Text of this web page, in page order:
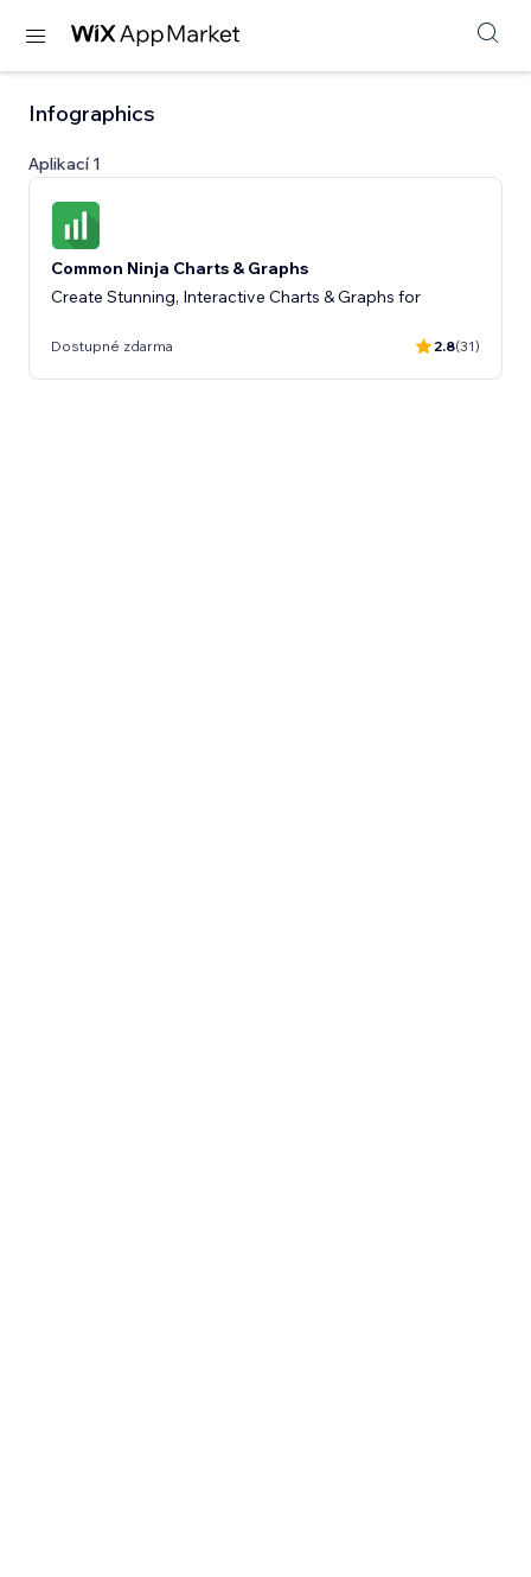
Infographics
Aplikací 1
Common Ninja Charts & Graphs
Create Stunning, Interactive Charts & Graphs for
Dostupné zdarma 2.8(31)